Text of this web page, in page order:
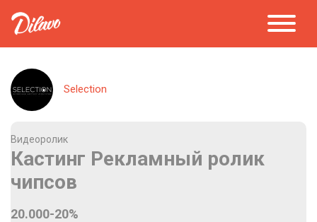
Selection
Видеоролик
Кастинг Рекламный ролик
чипсов
20.000-20%